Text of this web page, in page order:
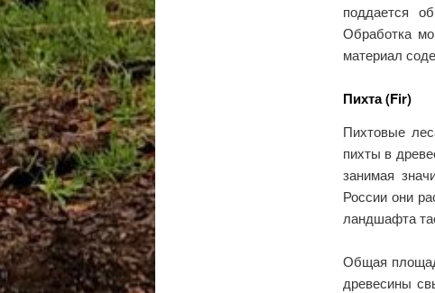
поддается
Обработка
материал
Пихта (Fir)
Пихтовые
пихты в
занимая
России они
ландшафта
Общая
древесины